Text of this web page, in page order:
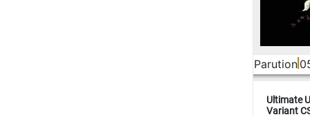
Parution
Ultimate
Variant